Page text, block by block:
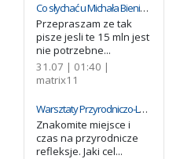
Co słychać u Michała Bienia? Rodzina wyjaśnia, dlaczego zwleka z terapią genową
Przepraszam ze tak
pisze jesli te 15 mln jest
nie potrzebne...
31.07 | 01:40 |
matrix11
Warsztaty Przyrodniczo-Leśne „Na Ryby”. MGOK Cybinka zaprasza na dzień nad stawem
Znakomite miejsce i
czas na przyrodnicze
refleksje. Jaki cel...